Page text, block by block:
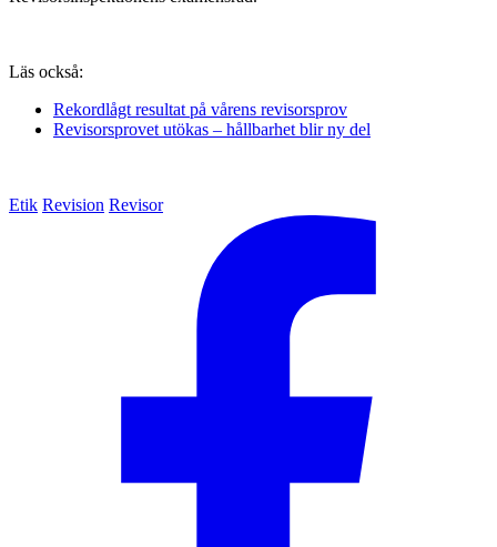
Läs också:
Rekordlågt resultat på vårens revisorsprov
Revisorsprovet utökas – hållbarhet blir ny del
Etik Revision Revisor